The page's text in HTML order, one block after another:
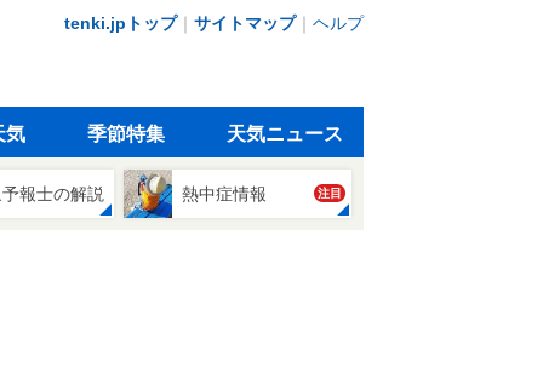
tenki.jpトップ｜ サイトマップ｜ ヘルプ
気 季節特集 天気ニュース
報士の解説 熱中症情報 注目